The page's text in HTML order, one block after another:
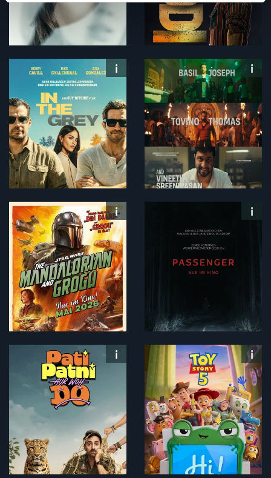
verwenden Cookies, um Inhalte und Anzeigen
auszuspielen und zu personalisieren, Funktionen für
soziale Medien anbieten zu können und die Zugriffe auf
unsere Website zu analysieren. Außerdem geben wir
Informationen zu deiner Verwendung unserer Website an
unsere Partner für soziale Medien, Werbung und
Analysen weiter. Unsere Partner führen diese
Informationen möglicherweise mit weiteren Daten
zusammen, die du ihnen bereitgestellt hast oder welche
sie im Rahmen deiner Nutzung der Dienste gesammelt
haben. Du kannst diese Genehmigung jederzeit
widerrufen.